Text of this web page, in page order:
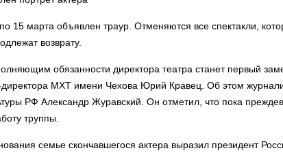
15 марта объявлен траур. Отменяются все спектакли,
возврату.
обязанности директора театра станет первый
директора МХТ имени Чехова Юрий Кравец. Об этом
РФ Александр Журавский. Он отметил, что пока
труппы.
семье скончавшегося актера выразил президент